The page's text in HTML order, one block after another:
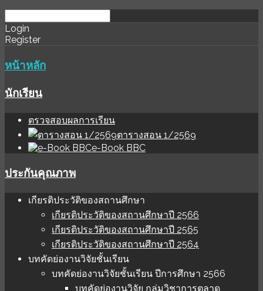
download
software
ihale
sınır
Login
Register
หน้าหลัก
นักเรียน
ตรวจสอบผลการเรียน
ตารางสอน 1/2569
e-Book BBC
ประกันคุณภาพ
เกียรติประวัติของสถานศึกษา
เกียรติประวัติของสถานศึกษาปี 2566
เกียรติประวัติของสถานศึกษาปี 2565
เกียรติประวัติของสถานศึกษาปี 2564
บทคัดย่องานวิจัยชั้นเรียน
บทคัดย่องานวิจัยชั้นเรียน ปีการศึกษา 2566
บทคัดย่องานวิจัย กลุ่มวิชาการตลาด